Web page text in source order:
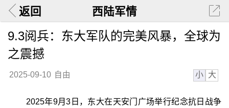
返回 西陆军情
9.3阅兵：东大军队的完美风暴，全球为
之震撼
2025-09-10 自由 小 大
2025年9月3日，东大在天安门广场举行纪念抗日战争